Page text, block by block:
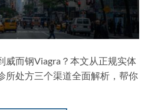
威而钢Viagra？本文从正规实体
所处方三个渠道全面解析，帮你